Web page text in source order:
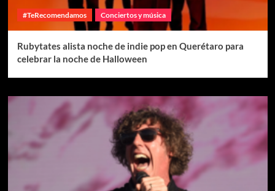
#TeRecomendamos Conciertos y música
Rubytates alista noche de indie pop en Querétaro para
celebrar la noche de Halloween